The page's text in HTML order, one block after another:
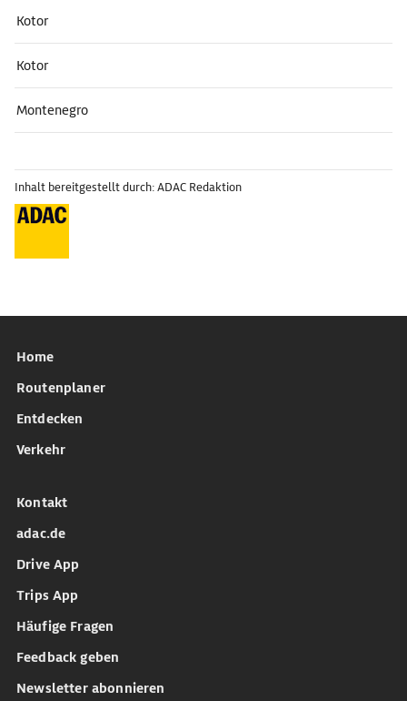
Kotor
Kotor
Montenegro
Inhalt bereitgestellt durch: ADAC Redaktion
Home
Routenplaner
Entdecken
Verkehr
Kontakt
adac.de
Drive App
Trips App
Häufige Fragen
Feedback geben
Newsletter abonnieren